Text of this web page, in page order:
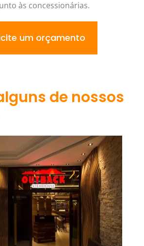
às concessionárias.
um orçamento
de nossos